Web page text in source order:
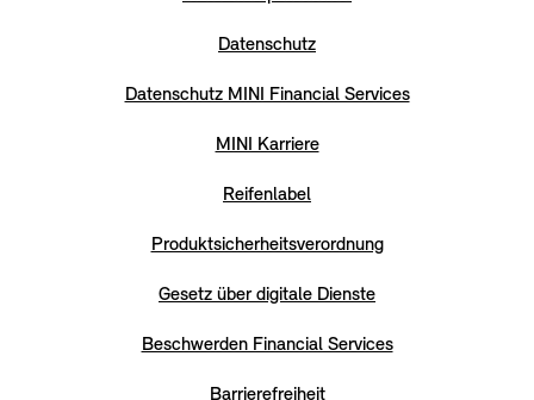
Datenschutz
Datenschutz MINI Financial Services
MINI Karriere
Reifenlabel
Produktsicherheitsverordnung
Gesetz über digitale Dienste
Beschwerden Financial Services
Barrierefreiheit